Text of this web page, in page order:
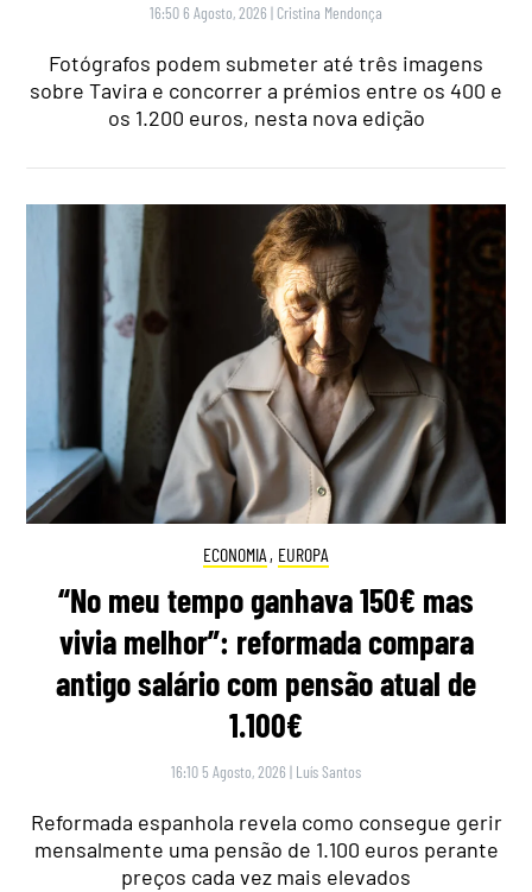
16:50 6 Agosto, 2026 | Cristina Mendonça
Fotógrafos podem submeter até três imagens
sobre Tavira e concorrer a prémios entre os 400 e
os 1.200 euros, nesta nova edição
ECONOMIA , EUROPA
“No meu tempo ganhava 150€ mas
vivia melhor”: reformada compara
antigo salário com pensão atual de
1.100€
16:10 5 Agosto, 2026 | Luís Santos
Reformada espanhola revela como consegue gerir
mensalmente uma pensão de 1.100 euros perante
preços cada vez mais elevados